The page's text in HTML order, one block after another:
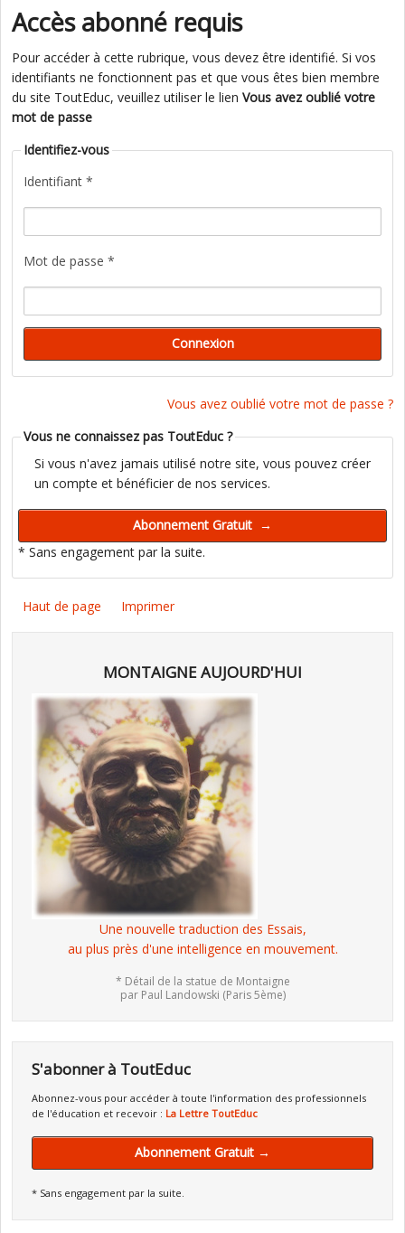
Accès abonné requis
Pour accéder à cette rubrique, vous devez être identifié. Si vos
identifiants ne fonctionnent pas et que vous êtes bien membre
du site ToutEduc, veuillez utiliser le lien Vous avez oublié votre
mot de passe
Identifiez-vous
Identifiant *
Mot de passe *
Vous avez oublié votre mot de passe ?
Vous ne connaissez pas ToutEduc ?
Si vous n'avez jamais utilisé notre site, vous pouvez créer
un compte et bénéficier de nos services.
* Sans engagement par la suite.
Haut de page Imprimer
MONTAIGNE AUJOURD'HUI
Une nouvelle traduction des Essais,
au plus près d'une intelligence en mouvement.
* Détail de la statue de Montaigne
par Paul Landowski (Paris 5ème)
S'abonner à ToutEduc
Abonnez-vous pour accéder à toute l'information des professionnels
de l'éducation et recevoir : La Lettre ToutEduc
Abonnement Gratuit →
* Sans engagement par la suite.